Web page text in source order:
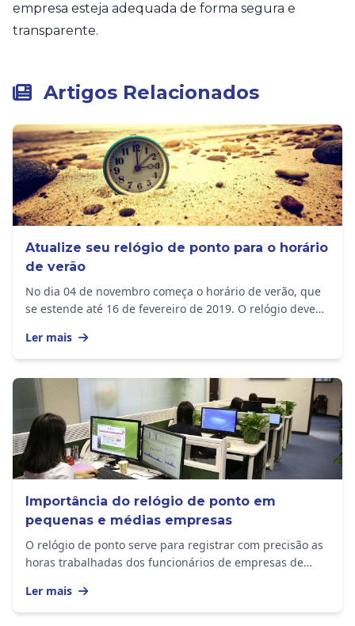
empresa esteja adequada de forma segura e
transparente.
Artigos Relacionados
Atualize seu relógio de ponto para o horário
de verão
No dia 04 de novembro começa o horário de verão, que
se estende até 16 de fevereiro de 2019. O relógio deve
Ler mais
Importância do relógio de ponto em
pequenas e médias empresas
O relógio de ponto serve para registrar com precisão as
horas trabalhadas dos funcionários de empresas de
Ler mais